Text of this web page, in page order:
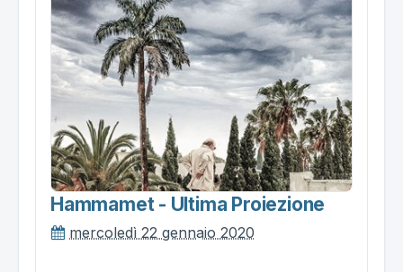
Hammamet - Ultima Proiezione
mercoledì 22 gennaio 2020